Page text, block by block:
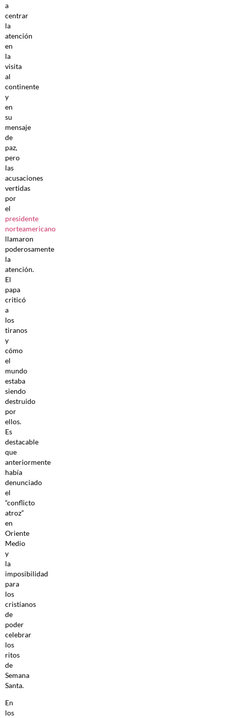
a
centrar
la
atención
en
la
visita
al
continente
y
en
su
mensaje
de
paz,
pero
las
acusaciones
vertidas
por
el
presidente
norteamericano
llamaron
poderosamente
la
atención.
El
papa
criticó
a
los
tiranos
y
cómo
el
mundo
estaba
siendo
destruido
por
ellos.
Es
destacable
que
anteriormente
había
denunciado
el
“conflicto
atroz”
en
Oriente
Medio
y
la
imposibilidad
para
los
cristianos
de
poder
celebrar
los
ritos
de
Semana
Santa.
En
los